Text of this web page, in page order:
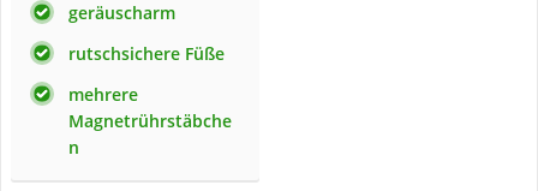
geräuscharm
rutschsichere Füße
mehrere
Magnetrührstäbche
n